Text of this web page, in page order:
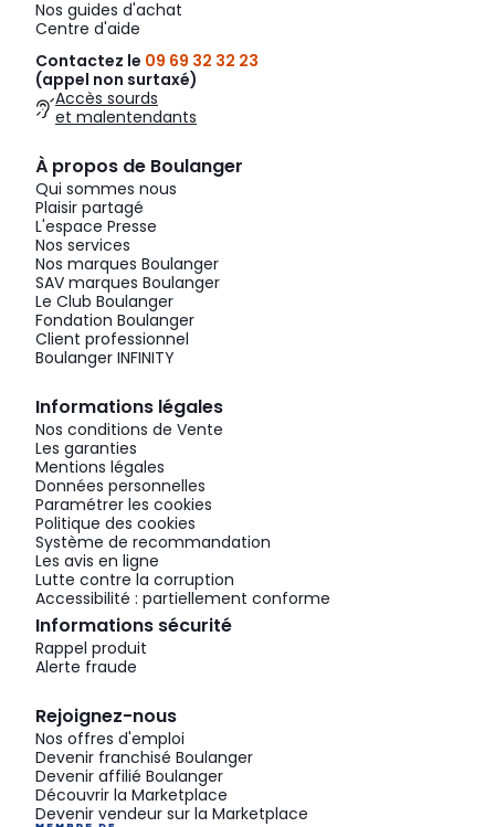
Nos guides d'achat
Centre d'aide
Contactez le 09 69 32 32 23
(appel non surtaxé)
Accès sourds
et malentendants
À propos de Boulanger
Qui sommes nous
Plaisir partagé
L'espace Presse
Nos services
Nos marques Boulanger
SAV marques Boulanger
Le Club Boulanger
Fondation Boulanger
Client professionnel
Boulanger INFINITY
Informations légales
Nos conditions de Vente
Les garanties
Mentions légales
Données personnelles
Paramétrer les cookies
Politique des cookies
Système de recommandation
Les avis en ligne
Lutte contre la corruption
Accessibilité : partiellement conforme
Informations sécurité
Rappel produit
Alerte fraude
Rejoignez-nous
Nos offres d'emploi
Devenir franchisé Boulanger
Devenir affilié Boulanger
Découvrir la Marketplace
Devenir vendeur sur la Marketplace